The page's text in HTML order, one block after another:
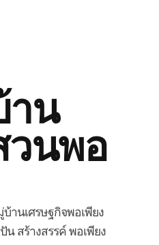
าน
วนพอ
านเศรษฐกิจพอเพียง
น สร้างสรรค์ พอเพียง